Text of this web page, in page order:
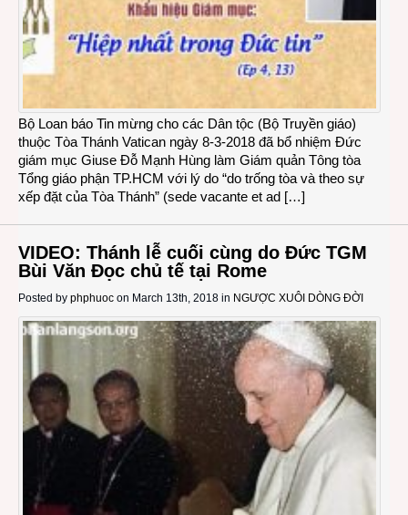
Bộ Loan báo Tin mừng cho các Dân tộc (Bộ Truyền giáo)
thuộc Tòa Thánh Vatican ngày 8-3-2018 đã bổ nhiệm Đức
giám mục Giuse Đỗ Mạnh Hùng làm Giám quản Tông tòa
Tổng giáo phận TP.HCM với lý do “do trống tòa và theo sự
xếp đặt của Tòa Thánh” (sede vacante et ad […]
VIDEO: Thánh lễ cuối cùng do Đức TGM
Bùi Văn Đọc chủ tế tại Rome
Posted by phphuoc on March 13th, 2018 in NGƯỢC XUÔI DÒNG ĐỜI